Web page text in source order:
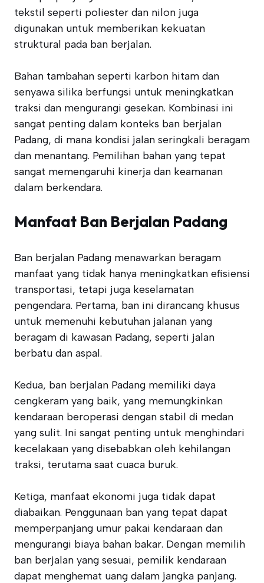
tekstil seperti poliester dan nilon juga
digunakan untuk memberikan kekuatan
struktural pada ban berjalan.
Bahan tambahan seperti karbon hitam dan
senyawa silika berfungsi untuk meningkatkan
traksi dan mengurangi gesekan. Kombinasi ini
sangat penting dalam konteks ban berjalan
Padang, di mana kondisi jalan seringkali beragam
dan menantang. Pemilihan bahan yang tepat
sangat memengaruhi kinerja dan keamanan
dalam berkendara.
Manfaat Ban Berjalan Padang
Ban berjalan Padang menawarkan beragam
manfaat yang tidak hanya meningkatkan efisiensi
transportasi, tetapi juga keselamatan
pengendara. Pertama, ban ini dirancang khusus
untuk memenuhi kebutuhan jalanan yang
beragam di kawasan Padang, seperti jalan
berbatu dan aspal.
Kedua, ban berjalan Padang memiliki daya
cengkeram yang baik, yang memungkinkan
kendaraan beroperasi dengan stabil di medan
yang sulit. Ini sangat penting untuk menghindari
kecelakaan yang disebabkan oleh kehilangan
traksi, terutama saat cuaca buruk.
Ketiga, manfaat ekonomi juga tidak dapat
diabaikan. Penggunaan ban yang tepat dapat
memperpanjang umur pakai kendaraan dan
mengurangi biaya bahan bakar. Dengan memilih
ban berjalan yang sesuai, pemilik kendaraan
dapat menghemat uang dalam jangka panjang.